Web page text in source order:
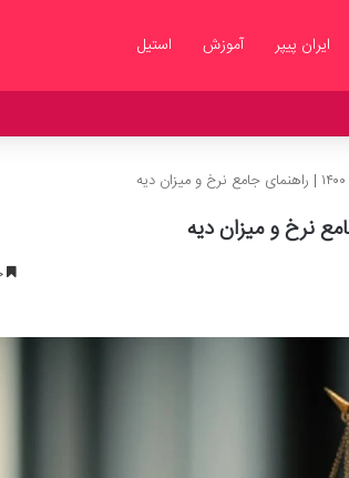
ایران پیپر آموزش استیل